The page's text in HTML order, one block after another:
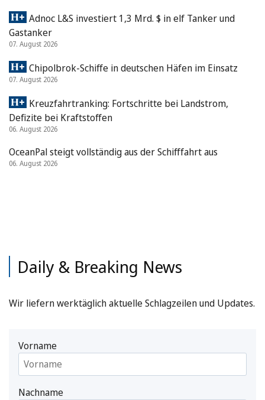
Adnoc L&S investiert 1,3 Mrd. $ in elf Tanker und
Gastanker
07. August 2026
Chipolbrok-Schiffe in deutschen Häfen im Einsatz
07. August 2026
Kreuzfahrtranking: Fortschritte bei Landstrom,
Defizite bei Kraftstoffen
06. August 2026
OceanPal steigt vollständig aus der Schifffahrt aus
06. August 2026
Daily & Breaking News
Wir liefern werktäglich aktuelle Schlagzeilen und Updates.
Vorname
Nachname